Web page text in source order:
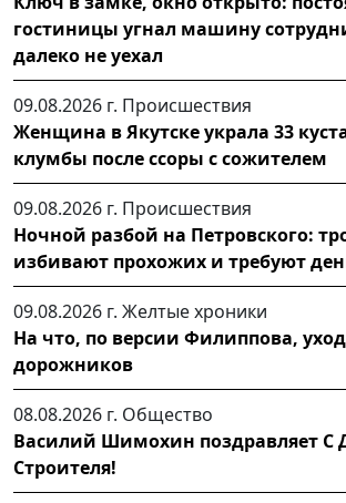
гостиницы угнал машину
далеко не уехал
09.08.2026 г. Происшествия
Женщина в Якутске украла 33
клумбы после ссоры с сожителем
09.08.2026 г. Происшествия
Ночной разбой на Петровского:
избивают прохожих и требуют
09.08.2026 г. Желтые хроники
На что, по версии Филиппова,
дорожников
08.08.2026 г. Общество
Василий Шимохин поздравляет С
Строителя!